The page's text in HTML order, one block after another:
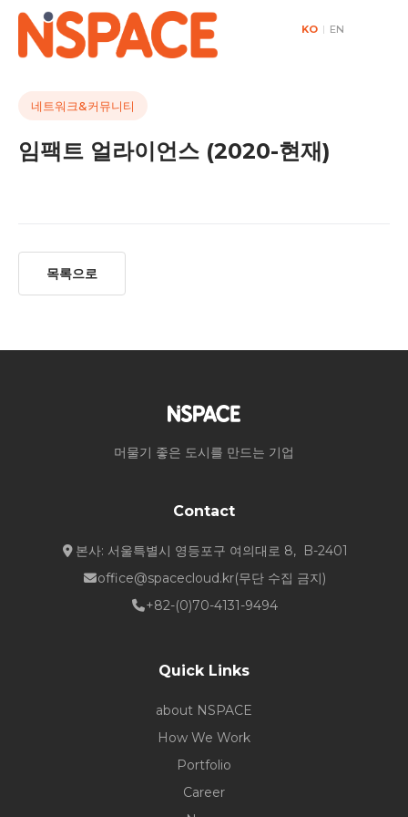
KO | EN
네트워크&커뮤니티
임팩트 얼라이언스 (2020-현재)
목록으로
머물기 좋은 도시를 만드는 기업
Contact
본사: 서울특별시 영등포구 여의대로 8, B-2401
office@spacecloud.kr(무단 수집 금지)
+82-(0)70-4131-9494
Quick Links
about NSPACE
How We Work
Portfolio
Career